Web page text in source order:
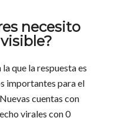
necesito
que la respuesta es
importantes para el
cuentas con
virales con 0